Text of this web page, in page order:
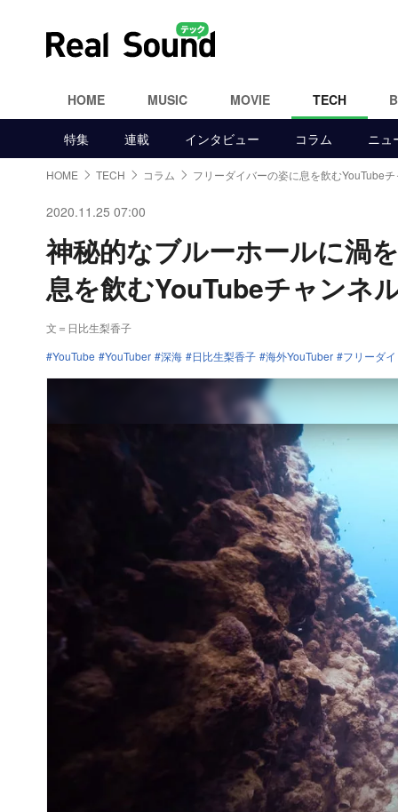
HOME MUSIC MOVIE TECH
特集 連載 インタビュー コラム ニュ
HOME TECH コラム フリーダイバーの姿に息を飲むYouTube
2020.11.25 07:00
神秘的なブルーホールに渦
息を飲むYouTubeチャンネ
文＝日比生梨香子
YouTube
YouTuber 深海 日比生梨香子 海外YouTuber フリーダ